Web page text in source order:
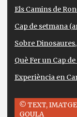
Els Camins de
Cap de setmana
Sobre
Què Fer un Cap
Experiència en
© TEXT,
GOULA